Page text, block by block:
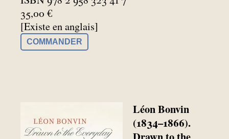
35,00 €
[Existe en anglais]
COMMANDER
Léon Bonvin
(1834–1866).